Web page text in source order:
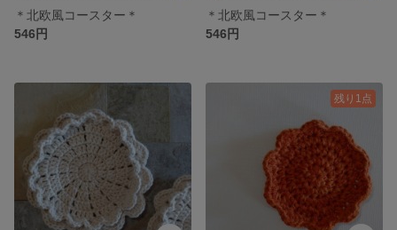
＊北欧風コースター＊
546円
＊北欧風コースター＊
546円
残り1点